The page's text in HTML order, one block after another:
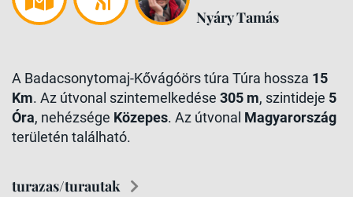
Nyáry Tamás
A Badacsonytomaj-Kővágóörs túra Túra hossza 15
Km. Az útvonal szintemelkedése 305 m, szintideje 5
Óra, nehézsége Közepes. Az útvonal Magyarország
területén található.
turazas/turautak